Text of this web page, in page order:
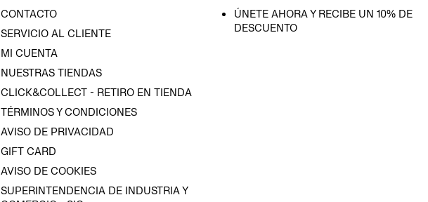
CONTACTO
SERVICIO AL CLIENTE
MI CUENTA
NUESTRAS TIENDAS
CLICK&COLLECT - RETIRO EN TIENDA
TÉRMINOS Y CONDICIONES
AVISO DE PRIVACIDAD
GIFT CARD
AVISO DE COOKIES
SUPERINTENDENCIA DE INDUSTRIA Y
ÚNETE AHORA Y RECIBE UN 10% DE
DESCUENTO